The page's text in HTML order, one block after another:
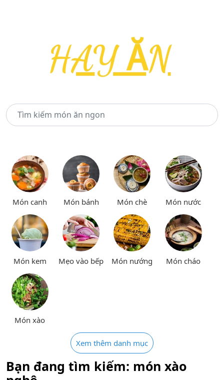
Món canh Món bánh Món chè Món nước
Món kem Mẹo vào bếp Món nướng Món cháo
Món xào
Xem thêm danh mục
Bạn đang tìm kiếm: món xào